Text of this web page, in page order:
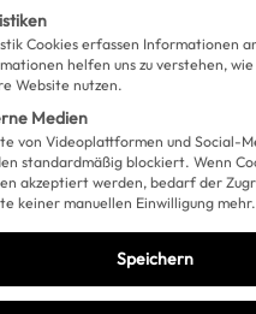
Très Click
Cookies erfassen Informationen
helfen uns zu verstehen, wie
Website nutzen.
Medien
von Videoplattformen und Social-
standardmäßig blockiert. Wenn
akzeptiert werden, bedarf der
keiner manuellen Einwilligung mehr.
Speichern